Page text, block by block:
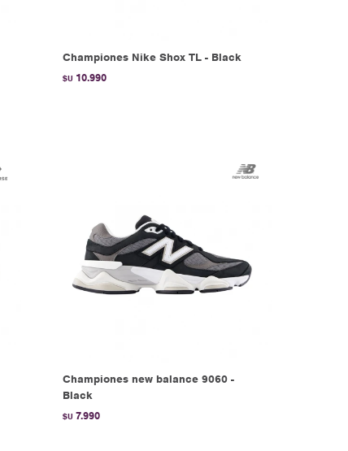
Championes Nike Shox TL - Black
$U 10.990
Championes new balance 9060 -
Black
$U 7.990